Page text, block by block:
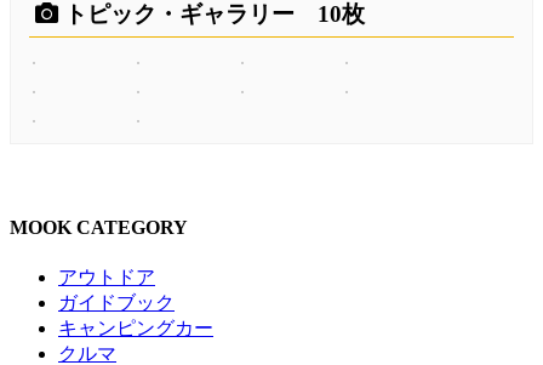
トピック・ギャラリー 10枚
MOOK CATEGORY
アウトドア
ガイドブック
キャンピングカー
クルマ